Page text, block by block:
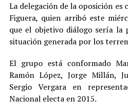
La delegación de la oposición es
Figuera, quien arribó este
que el objetivo diálogo sería la
situación generada por los
El grupo está conformado
Ramón López, Jorge Millán,
Sergio Vergara en
Nacional electa en 2015.